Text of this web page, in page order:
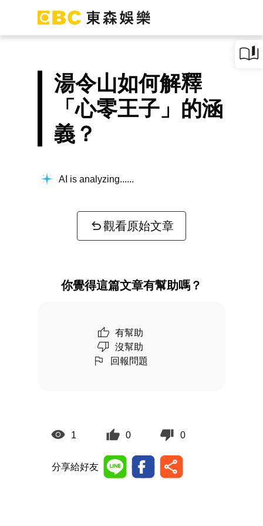
湯令山如何解釋
「心零王子」的涵
義？
AI is analyzing...
觀看原始文章
你覺得這篇文章有幫助嗎？
有幫助
沒幫助
回報問題
1 0 0
分享給好友